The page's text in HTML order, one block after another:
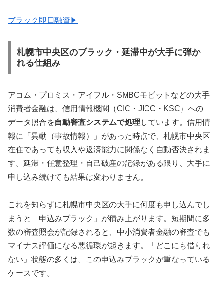
ブラック即日融資▶
札幌市中央区のブラック・延滞中が大手に弾か
れる仕組み
アコム・プロミス・アイフル・SMBCモビットなどの大手
消費者金融は、信用情報機関（CIC・JICC・KSC）への
データ照合を自動審査システムで処理 しています。信用情
報に「異動（事故情報）」があった時点で、札幌市中央区
在住であっても収入や返済能力に関係なく自動否決されま
す。延滞・任意整理・自己破産の記録がある限り、大手に
申し込み続けても結果は変わりません。
これを知らずに札幌市中央区の大手に何度も申し込んでし
まうと「申込みブラック」が積み上がります。短期間に多
数の審査照会が記録されると、中小消費者金融の審査でも
マイナス評価になる悪循環が起きます。「どこにも借りれ
ない」状態の多くは、この申込みブラックが重なっている
ケースです。